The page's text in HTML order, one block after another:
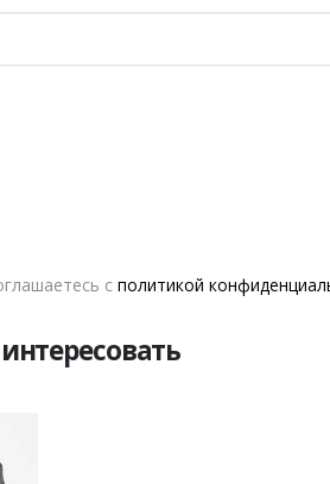
с политикой